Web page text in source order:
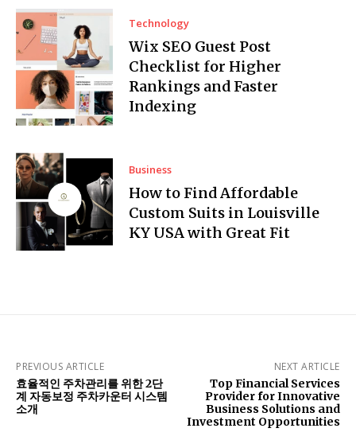
Technology
Wix SEO Guest Post
Checklist for Higher
Rankings and Faster
Indexing
Business
How to Find Affordable
Custom Suits in Louisville
KY USA with Great Fit
PREVIOUS ARTICLE
효율적인 주차관리를 위한 2단
계 자동보정 주차카운터 시스템
소개
NEXT ARTICLE
Top Financial Services
Provider for Innovative
Business Solutions and
Investment Opportunities